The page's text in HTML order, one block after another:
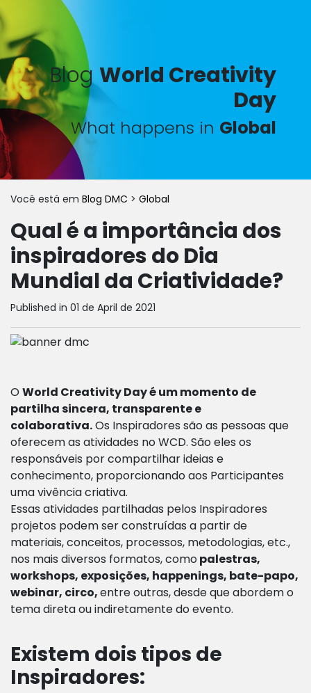
Blog World Creativity
Day
What happens in Global
Você está em Blog DMC > Global
Qual é a importância dos
inspiradores do Dia
Mundial da Criatividade?
Published in 01 de April de 2021
OWorld Creativity Day é um momento de
partilha sincera, transparente e
colaborativa.Os Inspiradores são as pessoas que
oferecem as atividades no WCD. São eles os
responsáveis por compartilhar ideias e
conhecimento, proporcionando aos Participantes
uma vivência criativa.
Essas atividades partilhadas pelos Inspiradores
projetos podem ser construídas a partir de
materiais, conceitos, processos, metodologias, etc.,
nos mais diversos formatos, comopalestras,
workshops, exposições, happenings, bate-papo,
webinar, circo,entre outras, desde que abordem o
tema direta ou indiretamente do evento.
Existem dois tipos de
Inspiradores: